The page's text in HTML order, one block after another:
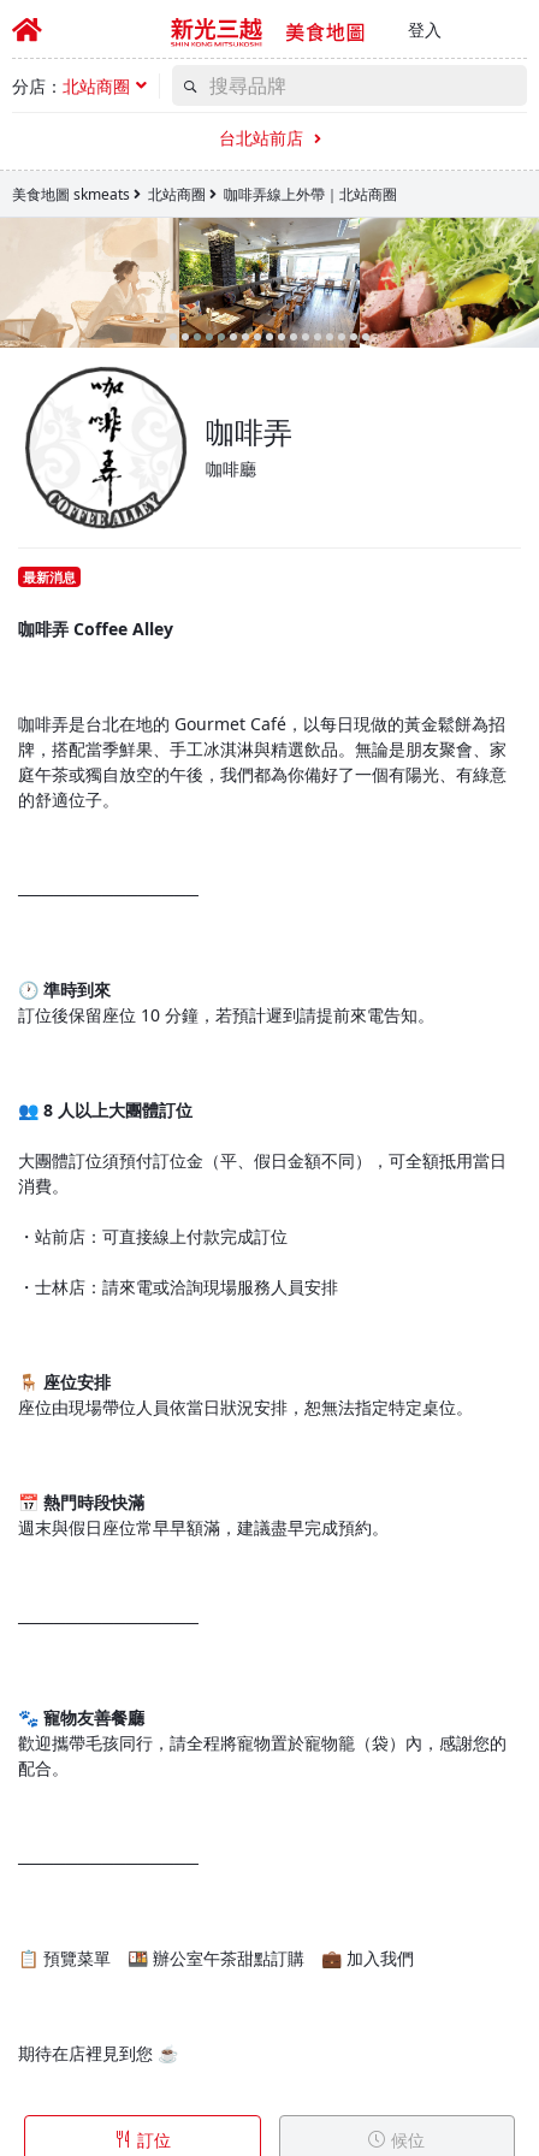
登入
分店： 北站商圈
台北站前店
美食地圖 skmeats 北站商圈 咖啡弄線上外帶｜北站商圈
咖啡弄
咖啡廳
最新消息
咖啡弄 Coffee Alley
咖啡弄是台北在地的 Gourmet Café，以每日現做的黃金鬆餅為招
牌，搭配當季鮮果、手工冰淇淋與精選飲品。無論是朋友聚會、家
庭午茶或獨自放空的午後，我們都為你備好了一個有陽光、有綠意
的舒適位子。
───────────────
🕐 準時到來
訂位後保留座位 10 分鐘，若預計遲到請提前來電告知。
👥 8 人以上大團體訂位
大團體訂位須預付訂位金（平、假日金額不同），可全額抵用當日
消費。
・站前店：可直接線上付款完成訂位
・士林店：請來電或洽詢現場服務人員安排
🪑 座位安排
座位由現場帶位人員依當日狀況安排，恕無法指定特定桌位。
📅 熱門時段快滿
週末與假日座位常早早額滿，建議盡早完成預約。
───────────────
🐾 寵物友善餐廳
歡迎攜帶毛孩同行，請全程將寵物置於寵物籠（袋）內，感謝您的
配合。
───────────────
📋 預覽菜單 🍱 辦公室午茶甜點訂購 💼 加入我們
期待在店裡見到您 ☕
訂位 候位